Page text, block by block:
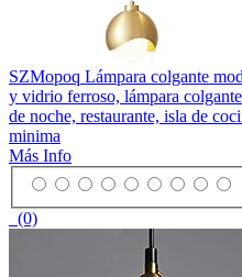
SZMopoq Lámpara colgante
y vidrio ferroso, lámpara
de noche, restaurante, isla de
minima
Más Info
(0)